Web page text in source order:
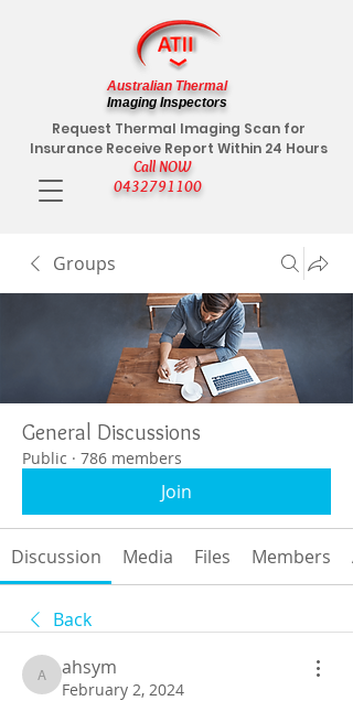
Call NOW
0432791100
Request Thermal Imaging Scan for
Insurance Receive Report Within 24 Hours
Australian Thermal
Imaging Inspectors
Groups
General Discussions
Public · 786 members
Join
Discussion Media Files Members
Back
ahsym
ahsym
February 2, 2024